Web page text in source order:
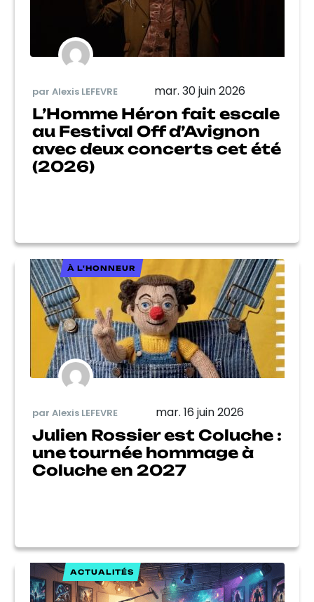
par Alexis LEFEVRE mar. 30 juin 2026
L’Homme Héron fait escale
au Festival Off d’Avignon
avec deux concerts cet été
(2026)
À L'HONNEUR
par Alexis LEFEVRE mar. 16 juin 2026
Julien Rossier est Coluche :
une tournée hommage à
Coluche en 2027
ACTUALITÉS